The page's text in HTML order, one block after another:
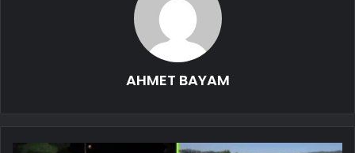
AHMET BAYAM